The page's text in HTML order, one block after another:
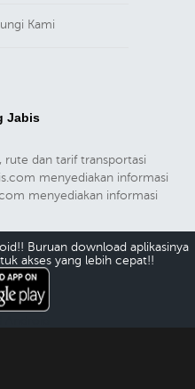
Kami
Jabis
rute dan tarif transportasi
menyediakan informasi
menyediakan informasi
Buruan download aplikasinya
akses yang lebih cepat!!